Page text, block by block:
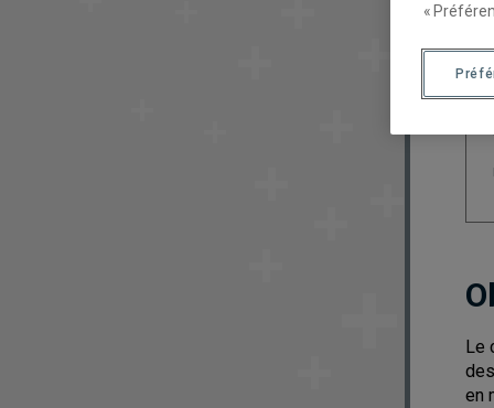
Le
en
«